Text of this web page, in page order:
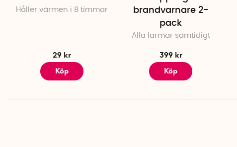
Håller värmen i 8 timmar
29 kr
Köp
brandvarnare 2-
pack
Alla larmar samtidigt
399 kr
Köp